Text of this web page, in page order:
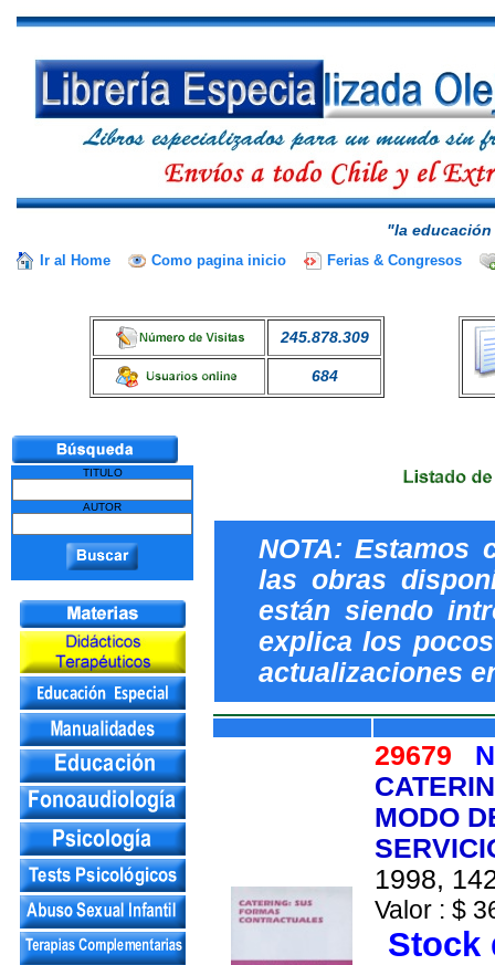
"la
Ir al Home Como pagina inicio Ferias & Congresos
245.878.309
684
TITULO
AUTOR
NOTA: Estamos
las obras
están siendo
explica los
actualizaciones
29679
MODO
1998,
Valor : $
Stock